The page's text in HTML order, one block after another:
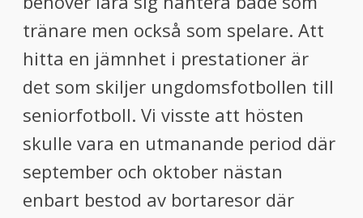
tränare men också som spelare. Att
hitta en jämnhet i prestationer är
det som skiljer ungdomsfotbollen till
seniorfotboll. Vi visste att hösten
skulle vara en utmanande period där
september och oktober nästan
enbart bestod av bortaresor där